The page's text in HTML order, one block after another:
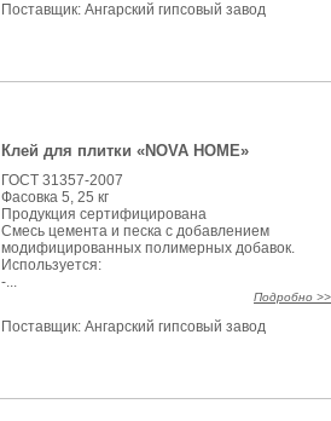
Поставщик: Ангарский гипсовый завод
Клей для плитки «NOVA HOME»
ГОСТ 31357-2007
Фасовка 5, 25 кг
Продукция сертифицирована
Смесь цемента и песка с добавлением
модифицированных полимерных добавок.
Используется:
-...
Подробно >>
Поставщик: Ангарский гипсовый завод